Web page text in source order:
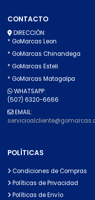
CONTACTO
DIRECCIÓN:
* GoMarcas Leon
* GoMarcas Chinandega
* GoMarcas Esteli
* GoMarcas Matagalpa
WHATSAPP:
(507) 6320-6666
EMAIL:
POLÍTICAS
Condiciones de Compras
Políticas de Privacidad
Políticas de Envío